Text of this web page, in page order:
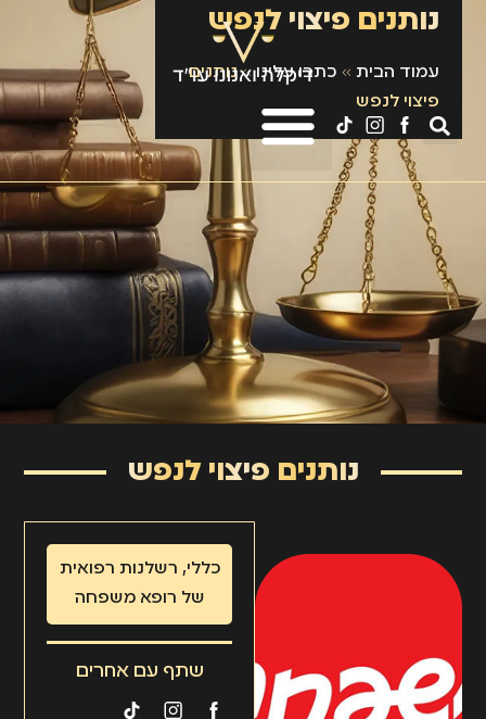
נותנים פיצוי לנפש
עמוד הבית» כתבו עלינו»נותנים
פיצוי לנפש
נותנים פיצוי לנפש
כללי, רשלנות רפואית
של רופא משפחה
שתף עם אחרים